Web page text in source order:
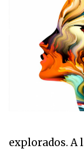
explorados. A